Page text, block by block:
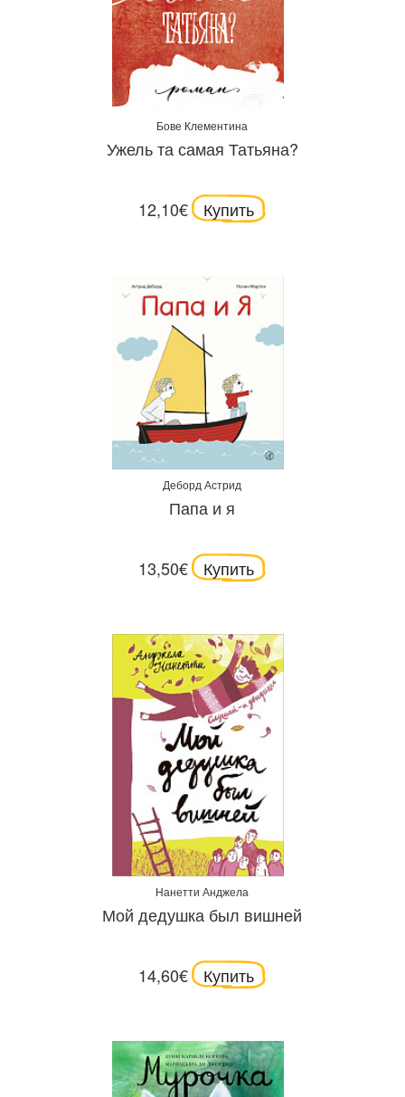
Бове Клементина
Ужель та самая Татьяна?
12,10€ Купить
Деборд Астрид
Папа и я
13,50€ Купить
Нанетти Анджела
Мой дедушка был вишней
14,60€ Купить